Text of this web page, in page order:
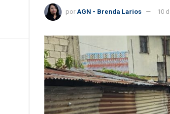
por AGN - Brenda Larios 10